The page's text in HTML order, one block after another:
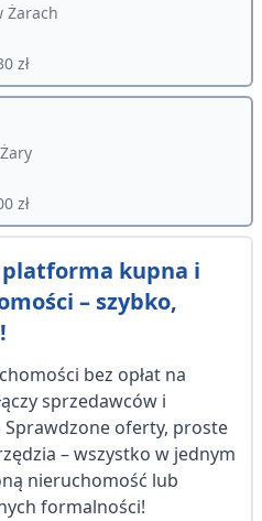
Żarach
zł
zł
kupna i
– szybko,
bez opłat na
sprzedawców i
Sprawdzone oferty, proste
– wszystko w jednym
nieruchomość lub
formalności!